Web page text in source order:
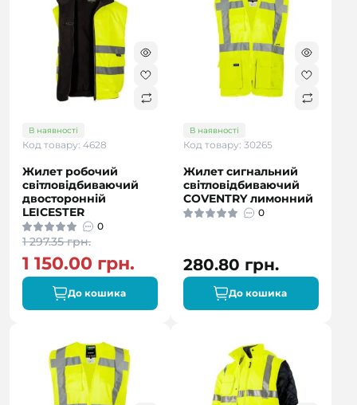
В наявності
Код товару: 4628
Жилет робочий
світловідбиваючий
двосторонній
LEICESTER
0
1 297.35 грн.
1 150.00 грн.
До кошика
В наявності
Код товару: 30265
Жилет сигнальний
світловідбиваючий
COVENTRY лимонний
0
280.80 грн.
До кошика